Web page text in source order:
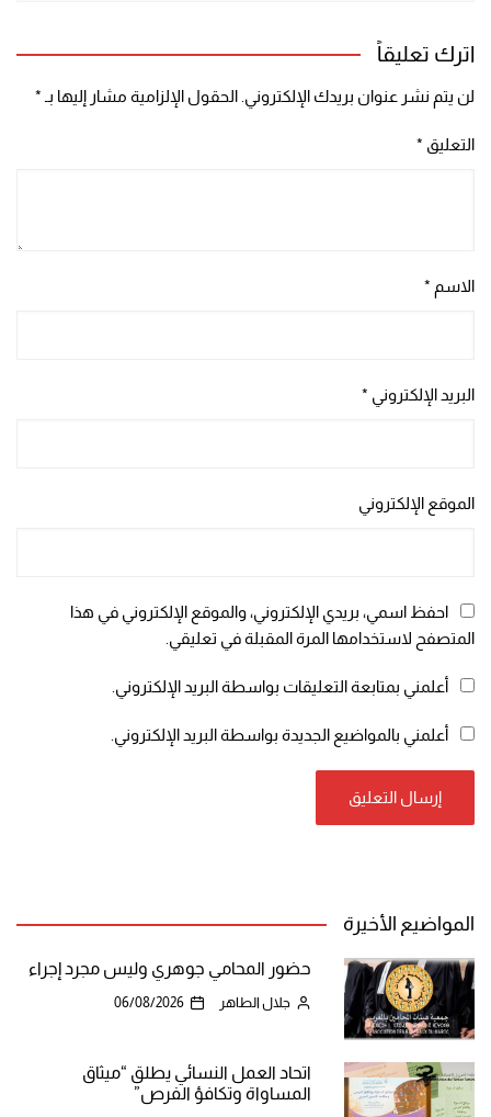
اترك تعليقاً
لن يتم نشر عنوان بريدك الإلكتروني. الحقول الإلزامية مشار إليها بـ *
التعليق *
الاسم *
البريد الإلكتروني *
الموقع الإلكتروني
احفظ اسمي، بريدي الإلكتروني، والموقع الإلكتروني في هذا
المتصفح لاستخدامها المرة المقبلة في تعليقي.
أعلمني بمتابعة التعليقات بواسطة البريد الإلكتروني.
أعلمني بالمواضيع الجديدة بواسطة البريد الإلكتروني.
المواضيع الأخيرة
حضور المحامي جوهري وليس مجرد إجراء
جلال الطاهر 06/08/2026
اتحاد العمل النسائي يطلق “ميثاق
المساواة وتكافؤ الفرص”